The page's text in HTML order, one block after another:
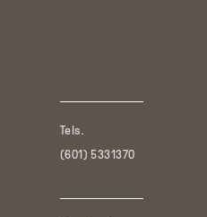
Tels.
(601) 5331370